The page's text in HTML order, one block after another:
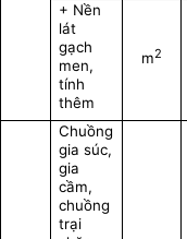
+ Nền
lát
gạch
men,
tính
thêm
m2
Chuồng
gia súc,
gia
cầm,
chuồng
trại